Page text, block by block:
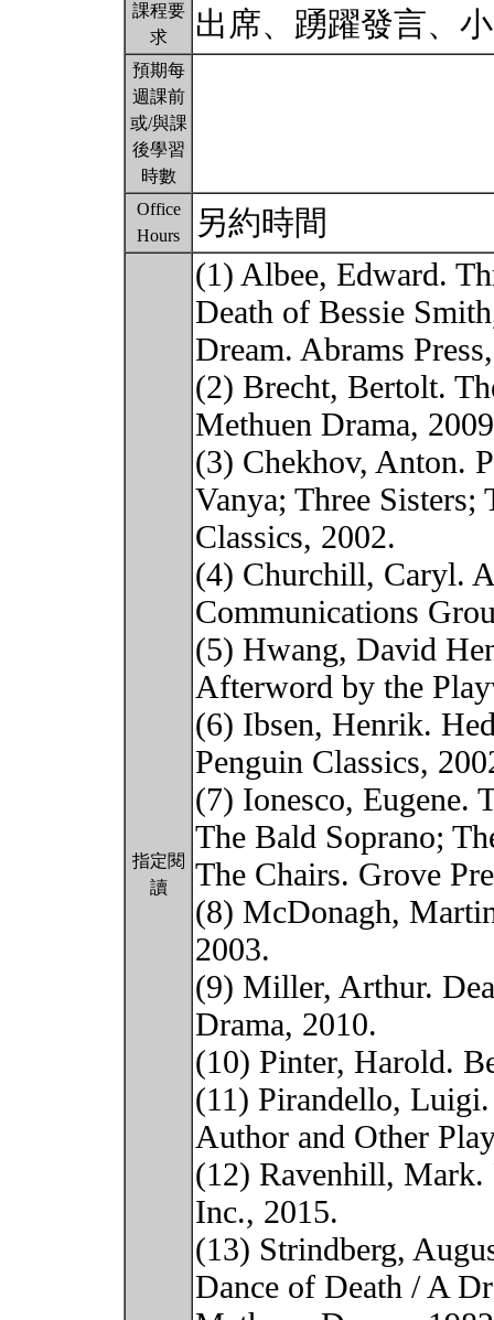
課程要
求
出席、踴躍發言、
預期每
週課前
或/與課
後學習
時數
Office
Hours
另約時間
指定閱
讀
(1) Albee, Edward.
Death of Bessie
Dream. Abrams
(2) Brecht, Bertolt.
Methuen Drama,
(3) Chekhov, Anton.
Vanya; Three Sisters;
Classics, 2002.
(4) Churchill, Caryl.
Communications
(5) Hwang, David
Afterword by the
(6) Ibsen, Henrik.
Penguin Classics,
(7) Ionesco, Eugene.
The Bald Soprano;
The Chairs. Grove
(8) McDonagh,
2003.
(9) Miller, Arthur.
Drama, 2010.
(10) Pinter, Harold.
(11) Pirandello,
Author and Other
(12) Ravenhill, Mark.
Inc., 2015.
(13) Strindberg,
Dance of Death / A